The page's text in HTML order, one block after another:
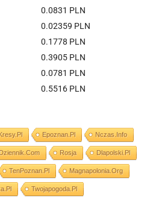
0.0831 PLN
0.02359 PLN
0.1778 PLN
0.3905 PLN
0.0781 PLN
0.5516 PLN
Epoznan.pl Nczas.info
Rosja Dlapolski.pl
TenPoznan.pl Magnapolonia.org
Twojapogoda.pl